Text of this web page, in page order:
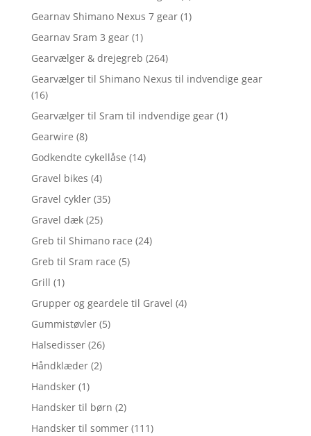
Gearnav Shimano Nexus 7 gear (1)
Gearnav Sram 3 gear (1)
Gearvælger & drejegreb (264)
Gearvælger til Shimano Nexus til indvendige gear
(16)
Gearvælger til Sram til indvendige gear (1)
Gearwire (8)
Godkendte cykellåse (14)
Gravel bikes (4)
Gravel cykler (35)
Gravel dæk (25)
Greb til Shimano race (24)
Greb til Sram race (5)
Grill (1)
Grupper og geardele til Gravel (4)
Gummistøvler (5)
Halsedisser (26)
Håndklæder (2)
Handsker (1)
Handsker til børn (2)
Handsker til sommer (111)